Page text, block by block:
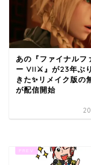
あの『ファイナルフ
ー VII⚔️』が23年ぶ
きた✨リメイク版の
が配信開始